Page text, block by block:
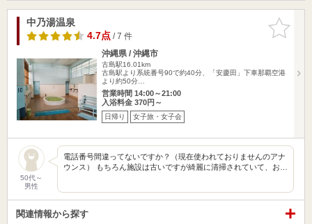
お気に入
りに追加
中乃湯温泉
4.7点/ 7 件
沖縄県 / 沖縄市
古島駅16.01km
古島駅より系統番号90で約40分、「安慶田」下車那覇空港
より約50分…
営業時間 14:00～21:00
入浴料金 370円～
日帰り 女子旅・女子会
50代～
男性
電話番号間違ってないですか？（現在使われておりませんのアナ
ウンス） もちろん施設は古いですが綺麗に清掃されていて、お…
関連情報から探す